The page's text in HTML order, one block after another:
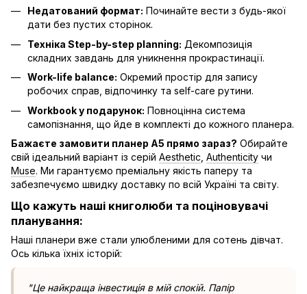
Недатований формат: Починайте вести з будь-якої
дати без пустих сторінок.
Техніка Step-by-step planning: Декомпозиція
складних завдань для уникнення прокрастинації.
Work-life balance: Окремий простір для запису
робочих справ, відпочинку та self-care рутини.
Workbook у подарунок: Повноцінна система
самопізнання, що йде в комплекті до кожного планера.
Бажаєте замовити планер А5 прямо зараз? Обирайте
свій ідеальний варіант із серій Aesthetic Authenticity чи
Muse. Ми гарантуємо преміальну якість паперу та
забезпечуємо швидку доставку по всій Україні та світу.
Що кажуть наші книголюби та поціновувачі
планування:
Наші планери вже стали улюбленими для сотень дівчат.
Ось кілька їхніх історій:
"Це найкраща інвестиція в мій спокій. Папір